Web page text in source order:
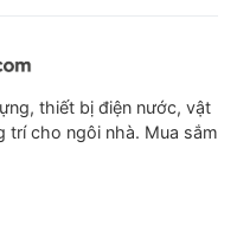
thiết bị điện nước, vật
trí cho ngôi nhà. Mua sắm